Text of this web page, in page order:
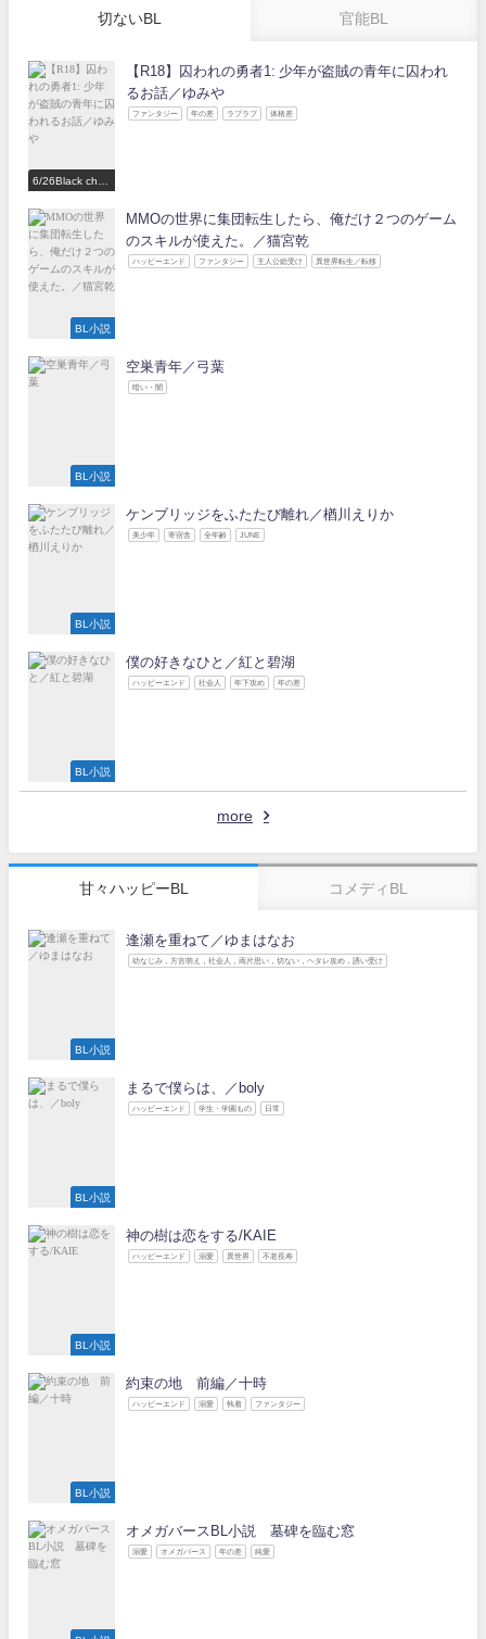
切ないBL 官能BL
6/26Black choc
加作家
【R18】囚われの勇者1: 少年が盗賊の青年に囚われ
るお話／ゆみや
ファンタジー 年の差 ラブラブ 体格差
BL小説
MMOの世界に集団転生したら、俺だけ２つのゲーム
のスキルが使えた。／猫宮乾
ハッピーエンド ファンタジー 主人公総受け 異世界転生／転移
BL小説
空巣青年／弓葉
暗い・闇
BL小説
ケンブリッジをふたたび離れ／楢川えりか
美少年 寄宿舎 全年齢 JUNE
BL小説
僕の好きなひと／紅と碧湖
ハッピーエンド 社会人 年下攻め 年の差
more
甘々ハッピーBL コメディBL
BL小説
逢瀬を重ねて／ゆまはなお
幼なじみ，方言萌え，社会人，両片思い，切ない，ヘタレ攻め，誘い受け
BL小説
まるで僕らは、／boly
ハッピーエンド 学生・学園もの 日常
BL小説
神の樹は恋をする/KAIE
ハッピーエンド 溺愛 異世界 不老長寿
BL小説
約束の地 前編／十時
ハッピーエンド 溺愛 執着 ファンタジー
オメガバースBL小説 墓碑を臨む窓
溺愛 オメガバース 年の差 純愛